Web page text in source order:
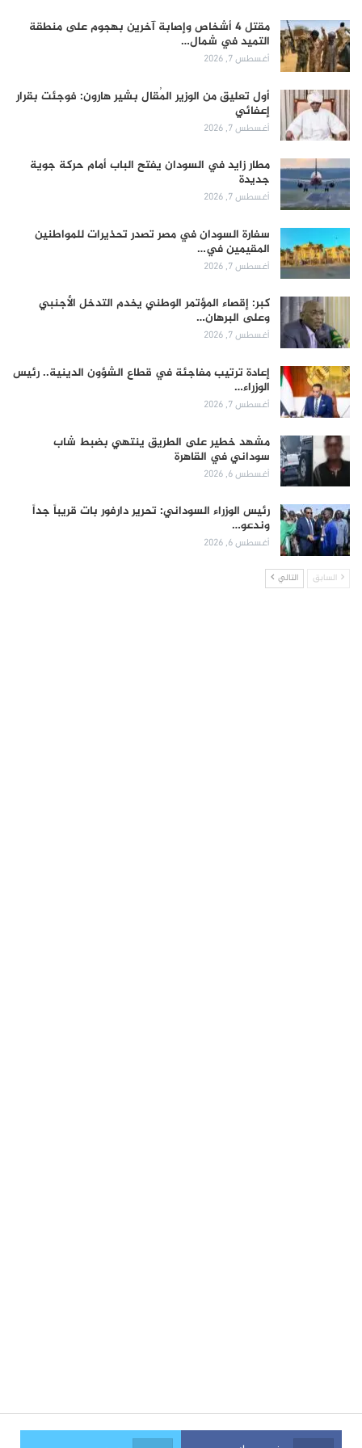
مقتل 4 أشخاص وإصابة آخرين بهجوم على منطقة
التميد في شمال…
أغسطس 7, 2026
أول تعليق من الوزير المُقال بشير هارون: فوجئت بقرار
إعفائي
أغسطس 7, 2026
مطار زايد في السودان يفتح الباب أمام حركة جوية
جديدة
أغسطس 7, 2026
سفارة السودان في مصر تصدر تحذيرات للمواطنين
المقيمين في…
أغسطس 7, 2026
كبر: إقصاء المؤتمر الوطني يخدم التدخل الأجنبي
وعلى البرهان…
أغسطس 7, 2026
إعادة ترتيب مفاجئة في قطاع الشؤون الدينية.. رئيس
الوزراء…
أغسطس 7, 2026
مشهد خطير على الطريق ينتهي بضبط شاب
سوداني في القاهرة
أغسطس 6, 2026
رئيس الوزراء السوداني: تحرير دارفور بات قريباً جداً
وندعو…
أغسطس 6, 2026
السابق التالي